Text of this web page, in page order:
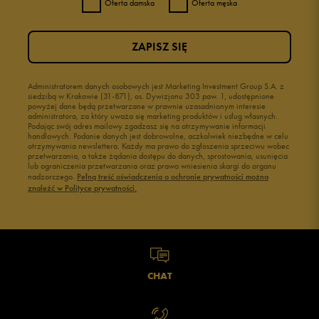
Oferta damska Oferta męska
Administratorem danych osobowych jest Marketing Investment Group S.A. z
siedzibą w Krakowie (31-871), os. Dywizjonu 303 paw. 1, udostępnione
powyżej dane będą przetwarzane w prawnie uzasadnionym interesie
administratora, za który uważa się marketing produktów i usług własnych.
Podając swój adres mailowy zgadzasz się na otrzymywanie informacji
handlowych. Podanie danych jest dobrowolne, aczkolwiek niezbędne w celu
otrzymywania newslettera. Każdy ma prawo do zgłoszenia sprzeciwu wobec
przetwarzania, a także żądania dostępu do danych, sprostowania, usunięcia
lub ograniczenia przetwarzania oraz prawo wniesienia skargi do organu
nadzorczego. Pełną treść oświadczenia o ochronie prywatności można
znaleźć w Polityce prywatności.
ZAPISZ SIĘ
CHAT